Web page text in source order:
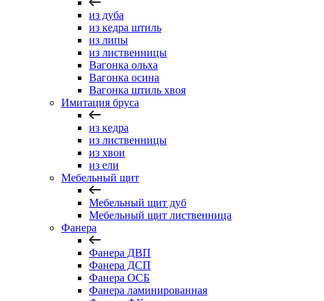
из дуба
из кедра штиль
из липы
из лиственницы
Вагонка ольха
Вагонка осина
Вагонка штиль хвоя
Имитация бруса
из кедра
из лиственницы
из хвои
из ели
Мебельный щит
Мебельный щит дуб
Мебельный щит лиственница
Фанера
Фанера ДВП
Фанера ДСП
Фанера ОСБ
Фанера ламинированная